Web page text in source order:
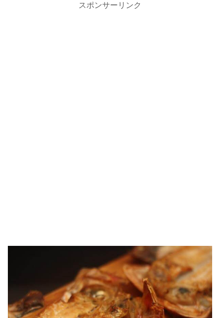
スポンサーリンク